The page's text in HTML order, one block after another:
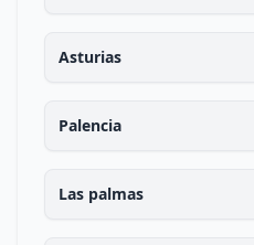
Asturias
Palencia
Las palmas